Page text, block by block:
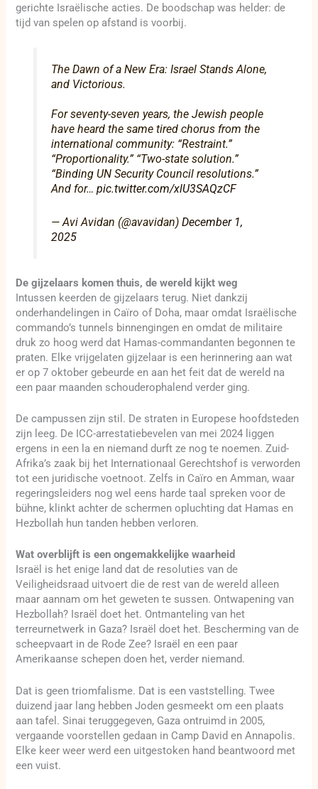
gerichte Israëlische acties. De boodschap was helder: de
tijd van spelen op afstand is voorbij.
The Dawn of a New Era: Israel Stands Alone,
and Victorious.
For seventy-seven years, the Jewish people
have heard the same tired chorus from the
international community: “Restraint.”
“Proportionality.” “Two-state solution.”
“Binding UN Security Council resolutions.”
And for… pic.twitter.com/xlU3SAQzCF
— Avi Avidan (@avavidan) December 1,
2025
De gijzelaars komen thuis, de wereld kijkt weg
Intussen keerden de gijzelaars terug. Niet dankzij
onderhandelingen in Caïro of Doha, maar omdat Israëlische
commando’s tunnels binnengingen en omdat de militaire
druk zo hoog werd dat Hamas-commandanten begonnen te
praten. Elke vrijgelaten gijzelaar is een herinnering aan wat
er op 7 oktober gebeurde en aan het feit dat de wereld na
een paar maanden schouderophalend verder ging.
De campussen zijn stil. De straten in Europese hoofdsteden
zijn leeg. De ICC-arrestatiebevelen van mei 2024 liggen
ergens in een la en niemand durft ze nog te noemen. Zuid-
Afrika’s zaak bij het Internationaal Gerechtshof is verworden
tot een juridische voetnoot. Zelfs in Caïro en Amman, waar
regeringsleiders nog wel eens harde taal spreken voor de
bühne, klinkt achter de schermen opluchting dat Hamas en
Hezbollah hun tanden hebben verloren.
Wat overblijft is een ongemakkelijke waarheid
Israël is het enige land dat de resoluties van de
Veiligheidsraad uitvoert die de rest van de wereld alleen
maar aannam om het geweten te sussen. Ontwapening van
Hezbollah? Israël doet het. Ontmanteling van het
terreurnetwerk in Gaza? Israël doet het. Bescherming van de
scheepvaart in de Rode Zee? Israël en een paar
Amerikaanse schepen doen het, verder niemand.
Dat is geen triomfalisme. Dat is een vaststelling. Twee
duizend jaar lang hebben Joden gesmeekt om een plaats
aan tafel. Sinai teruggegeven, Gaza ontruimd in 2005,
vergaande voorstellen gedaan in Camp David en Annapolis.
Elke keer weer werd een uitgestoken hand beantwoord met
een vuist.